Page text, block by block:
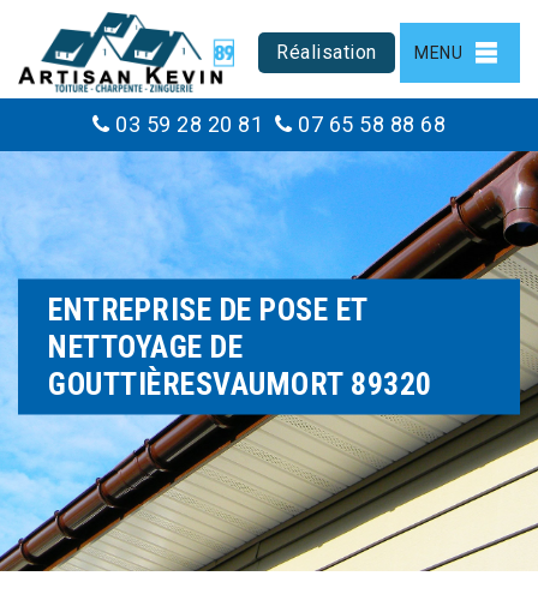
Réalisation MENU
03 59 28 20 81 07 65 58 88 68
ENTREPRISE DE POSE ET
NETTOYAGE DE
GOUTTIÈRESVAUMORT 89320